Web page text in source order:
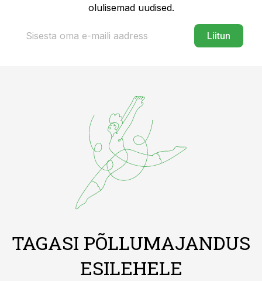
olulisemad uudised.
Liitun
TAGASI PÕLLUMAJANDUS
ESILEHELE